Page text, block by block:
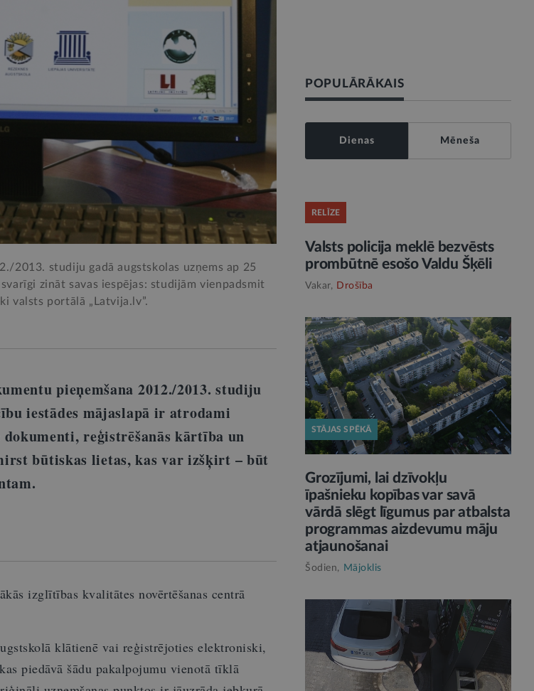
2013. studiju gadā augstskolas uzņems ap 25
zināt savas iespējas: studijām vienpadsmit
valsts portālā „Latvija.lv”.
pieņemšana 2012./2013. studiju
iestādes mājaslapā ir atrodami
reģistrēšanās kārtība un
būtiskas lietas, kas var izšķirt – būt
izglītības kvalitātes novērtēšanas centrā
klātienē vai reģistrējoties elektroniski,
piedāvā šādu pakalpojumu vienotā tīklā
POPULĀRĀKAIS
Dienas Mēneša
RELĪZE
Valsts policija meklē bezvēsts
prombūtnē esošo Valdu Šķēli
Vakar, Drošība
STĀJAS SPĒKĀ
Grozījumi, lai dzīvokļu
īpašnieku kopības var savā
vārdā slēgt līgumus par atbalsta
programmas aizdevumu māju
atjaunošanai
Šodien, Mājoklis